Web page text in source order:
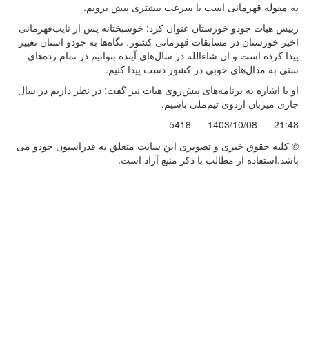
به مقوله قهرمانی است با سرعت بیشتری پیش برویم.
رییس هیات جودو خوزستان عنوان کرد: خوشبختانه پس از نایب‌قهرمانی
اخیر خوزستان در مسابقات قهرمانی کشور، نگاه‌ها به جودو استان تغییر
پیدا کرده است و ان شاءالله در سال‌های آینده بتوانیم در تمام رده‌های
سنی به مدال‌های خوبی در کشور دست پیدا کنیم.
او با اشاره به برنامه‌های پیش‌روی هیات نیز گفت: در نظر داریم در سال
جاری میزبان اردوی تیم‌ملی باشیم.
21:48
1403/10/08
5418
© کليه حقوق خبری و تصويری اين سايت متعلق به فدراسیون جودو می
باشد.استفاده از مطالب با ذكر منبع آزاد است.